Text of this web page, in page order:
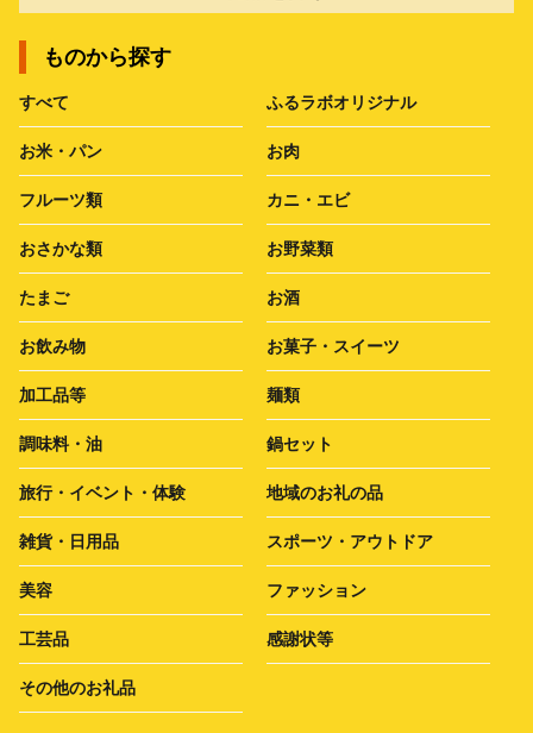
ものから探す
すべて ふるラボオリジナル
お米・パン お肉
フルーツ類 カニ・エビ
おさかな類 お野菜類
たまご お酒
お飲み物 お菓子・スイーツ
加工品等 麺類
調味料・油 鍋セット
旅行・イベント・体験 地域のお礼の品
雑貨・日用品 スポーツ・アウトドア
美容 ファッション
工芸品 感謝状等
その他のお礼品